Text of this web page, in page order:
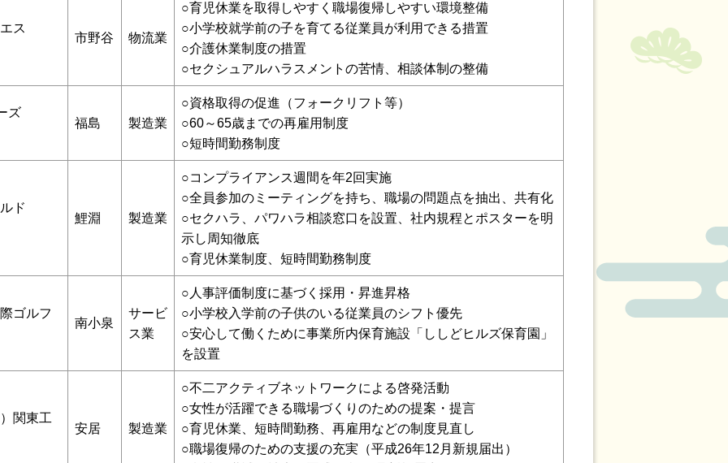
ス
市野谷 物流業
○育児休業を取得しやすく職場復帰しやすい環境整備
○小学校就学前の子を育てる従業員が利用できる措置
○介護休業制度の措置
○セクシュアルハラスメントの苦情、相談体制の整備
ズ
福島 製造業
○資格取得の促進（フォークリフト等）
○60～65歳までの再雇用制度
○短時間勤務制度
ド
鯉淵 製造業
○コンプライアンス週間を年2回実施
○全員参加のミーティングを持ち、職場の問題点を抽出、共有化
○セクハラ、パワハラ相談窓口を設置、社内規程とポスターを明
示し周知徹底
○育児休業制度、短時間勤務制度
ゴルフ
南小泉
サービ
ス業
○人事評価制度に基づく採用・昇進昇格
○小学校入学前の子供のいる従業員のシフト優先
○安心して働くために事業所内保育施設「ししどヒルズ保育園」
を設置
関東工
安居 製造業
○不二アクティブネットワークによる啓発活動
○女性が活躍できる職場づくりのための提案・提言
○育児休業、短時間勤務、再雇用などの制度見直し
○職場復帰のための支援の充実（平成26年12月新規届出）